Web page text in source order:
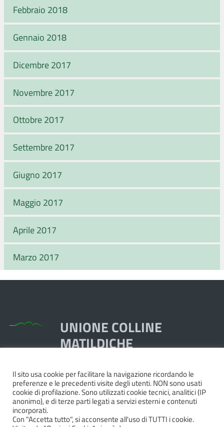
Febbraio 2018
Gennaio 2018
Dicembre 2017
Novembre 2017
Ottobre 2017
Settembre 2017
Giugno 2017
Maggio 2017
Aprile 2017
Marzo 2017
UNIONE COLLINE
MATILDICHE
Piazza Dante, 1,
42020 Quattro Castella RE
Tel. 0522.249211 - Fax 0522.249298
Pec:unione@pec.collinematildiche.it
Il sito usa cookie per facilitare la navigazione ricordando le
preferenze e le precedenti visite degli utenti. NON sono usati
cookie di profilazione. Sono utilizzati cookie tecnici, analitici (IP
anonimo), e di terze parti legati a servizi esterni e contenuti
incorporati.
Con "Accetta tutto", si acconsente all'uso di TUTTI i cookie.